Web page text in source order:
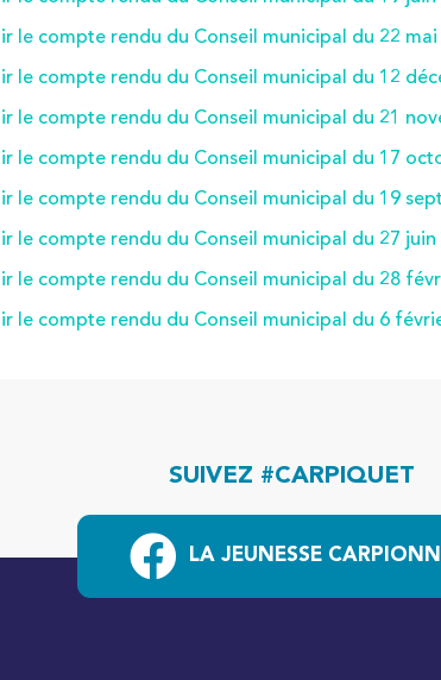
le compte rendu du Conseil municipal du 22 mai
le compte rendu du Conseil municipal du 12
le compte rendu du Conseil municipal du 21
le compte rendu du Conseil municipal du 17
le compte rendu du Conseil municipal du 19
le compte rendu du Conseil municipal du 27 juin
le compte rendu du Conseil municipal du 28
le compte rendu du Conseil municipal du 6
SUIVEZ #CARPIQUET
LA JEUNESSE